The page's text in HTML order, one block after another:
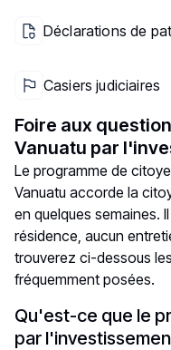
Déclarations de
Casiers judiciaires
Foire aux
Vanuatu par
Le programme de
Vanuatu accorde la
en quelques semaines.
résidence, aucun
trouverez ci-dessous
fréquemment posées.
Qu'est-ce que le
par